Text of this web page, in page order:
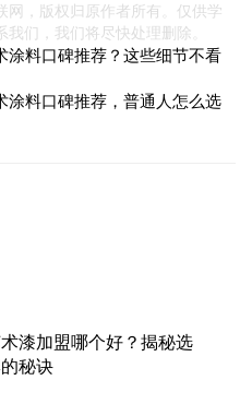
网，版权归原作者所有。仅供学
们，我们将尽快处理删除。
涂料口碑推荐？这些细节不看
涂料口碑推荐，普通人怎么选
漆加盟哪个好？揭秘选
秘诀